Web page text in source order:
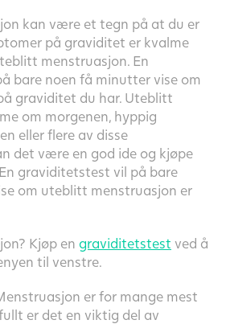
kan være et tegn på at du er
på graviditet er kvalme
menstruasjon. En
bare noen få minutter vise om
graviditet du har. Uteblitt
om morgenen, hyppig
eller flere av disse
det være en god ide og kjøpe
graviditetstest vil på bare
om uteblitt menstruasjon er
Kjøp en graviditetstest ved å
til venstre.
er for mange mest
er det en viktig del av